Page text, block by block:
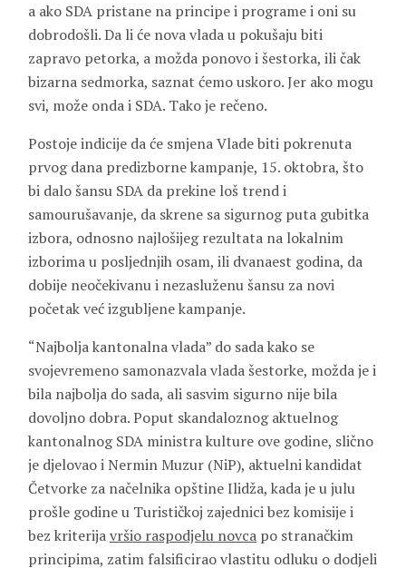
a ako SDA pristane na principe i programe i oni su
dobrodošli. Da li će nova vlada u pokušaju biti
zapravo petorka, a možda ponovo i šestorka, ili čak
bizarna sedmorka, saznat ćemo uskoro. Jer ako mogu
svi, može onda i SDA. Tako je rečeno.
Postoje indicije da će smjena Vlade biti pokrenuta
prvog dana predizborne kampanje, 15. oktobra, što
bi dalo šansu SDA da prekine loš trend i
samourušavanje, da skrene sa sigurnog puta gubitka
izbora, odnosno najlošijeg rezultata na lokalnim
izborima u posljednjih osam, ili dvanaest godina, da
dobije neočekivanu i nezasluženu šansu za novi
početak već izgubljene kampanje.
“Najbolja kantonalna vlada” do sada kako se
svojevremeno samonazvala vlada šestorke, možda je i
bila najbolja do sada, ali sasvim sigurno nije bila
dovoljno dobra. Poput skandaloznog aktuelnog
kantonalnog SDA ministra kulture ove godine, slično
je djelovao i Nermin Muzur (NiP), aktuelni kandidat
Četvorke za načelnika opštine Ilidža, kada je u julu
prošle godine u Turističkoj zajednici bez komisije i
bez kriterijavršio raspodjelu novca po stranačkim
principima, zatim falsificirao vlastitu odluku o dodjeli